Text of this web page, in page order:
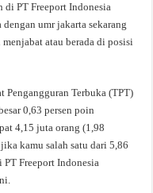
PT Freeport Indonesia
umr jakarta sekarang
atau berada di posisi
Terbuka (TPT)
0,63 persen poin
4,15 juta orang (1,98
kamu salah satu dari 5,86
PT Freeport Indonesia